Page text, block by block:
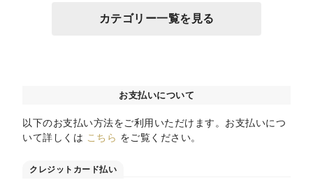
カテゴリー一覧を見る
お支払いについて
以下のお支払い方法をご利用いただけます。お支払いにつ
いて詳しくは こちら をご覧ください。
クレジットカード払い